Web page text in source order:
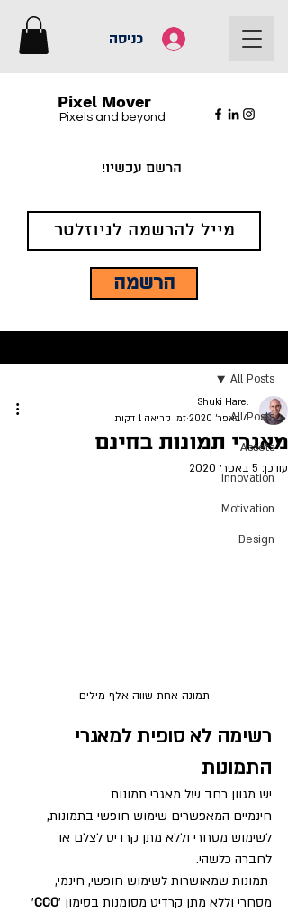
כניסה
Pixel Mover
Pixels and beyond
הרשם עכשיו!
הרשמה
All Posts
Assets
Innovation
Motivation
Design
All Posts
מאגרי תמונות בחינם
Shuki Harel
4 באפר׳ 2020
זמן קריאה 1 דקות
עודכן: 5 באפר׳ 2020
תמונה אחת שווה אלף מילים
רשימה לא סופית למאגרי
התמונות
יש מגוון רחב של מאגרי תמונות
חינמיים המאפשרים שימוש חופשי בתמונות,
לשימוש מסחרי וללא מתן קרדיט לצלם או
לחברה כלשהי.
תמונות שמאושרות לשימוש חופשי, חינמי,
מסחרי וללא מתן קרדיט מסומנות בסימון 'CC0
'